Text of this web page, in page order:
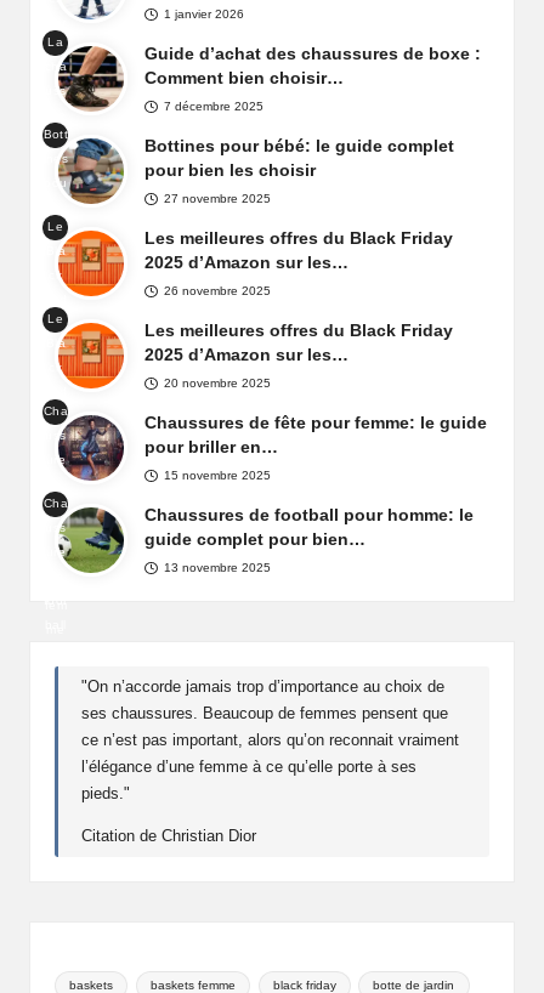
Car
niva
el
196
1 janvier 2026
La
cha
uss
de
box
Guide d’achat des chaussures de boxe :
Comment bien choisir…
7 décembre 2025
Bott
ines
pou
béb
é
Bottines pour bébé: le guide complet
pour bien les choisir
27 novembre 2025
Le
Bla
ck
ay
d'A
maz
on
Fra
nce
Les meilleures offres du Black Friday
2025 d’Amazon sur les…
26 novembre 2025
Le
Bla
ck
ay
d'A
maz
on
Fra
nce
Les meilleures offres du Black Friday
2025 d’Amazon sur les…
20 novembre 2025
Cha
uss
ure
de
fête
pou
Chaussures de fête pour femme: le guide
pour briller en…
15 novembre 2025
Cha
uss
ure
r
Chaussures de football pour homme: le
guide complet pour bien…
13 novembre 2025
"On n’accorde jamais trop d’importance au choix de
ses chaussures. Beaucoup de femmes pensent que
ce n’est pas important, alors qu’on reconnait vraiment
l’élégance d’une femme à ce qu’elle porte à ses
pieds."
Citation de Christian Dior
baskets baskets femme black friday botte de jardin